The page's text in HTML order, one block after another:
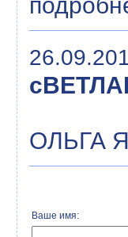
ОЛЬГА
Ваше имя: